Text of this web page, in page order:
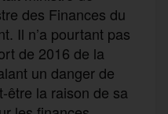
des Finances du
Il n’a pourtant pas
de 2016 de la
un danger de
être la raison de sa